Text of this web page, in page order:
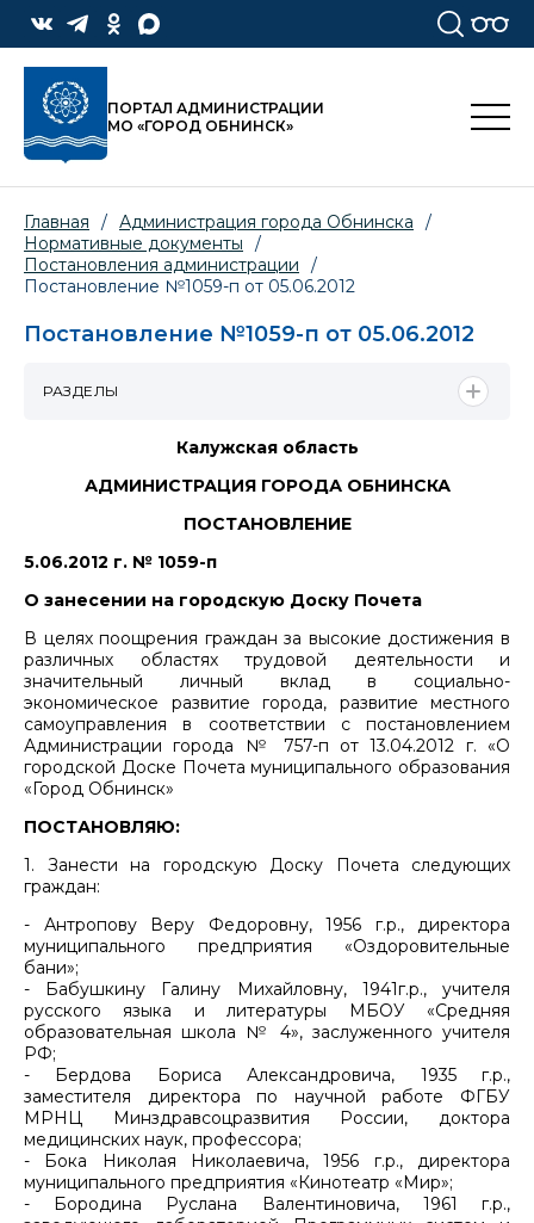
ПОРТАЛ АДМИНИСТРАЦИИ
МО «ГОРОД ОБНИНСК»
Главная / Администрация города Обнинска
/
Нормативные документы
/
Постановления администрации
/
Постановление №1059-п от 05.06.2012
Постановление №1059-п от 05.06.2012
Калужская область
АДМИНИСТРАЦИЯ ГОРОДА ОБНИНСКА
ПОСТАНОВЛЕНИЕ
5.06.2012 г. № 1059-п
О занесении на городскую Доску Почета
В целях поощрения граждан за высокие достижения в
различных областях трудовой деятельности и
значительный личный вклад в социально-
экономическое развитие города, развитие местного
самоуправления в соответствии с постановлением
Администрации города № 757-п от 13.04.2012 г. «О
городской Доске Почета муниципального образования
«Город Обнинск»
ПОСТАНОВЛЯЮ:
1. Занести на городскую Доску Почета следующих
граждан:
- Антропову Веру Федоровну, 1956 г.р., директора
муниципального предприятия «Оздоровительные
бани»;
- Бабушкину Галину Михайловну, 1941г.р., учителя
русского языка и литературы МБОУ «Средняя
образовательная школа № 4», заслуженного учителя
РФ;
- Бердова Бориса Александровича, 1935 г.р.,
заместителя директора по научной работе ФГБУ
МРНЦ Минздравсоцразвития России, доктора
медицинских наук, профессора;
- Бока Николая Николаевича, 1956 г.р., директора
муниципального предприятия «Кинотеатр «Мир»;
- Бородина Руслана Валентиновича, 1961 г.р.,
РАЗДЕЛЫ